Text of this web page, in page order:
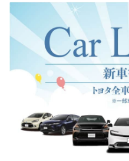
アルファードを一部改良
詳しくはこちら
ヴェルファイアを一部改良
https://jaf.or.jp/individual
2026-07-02
【 みずほ台店 】サービス工場定
誠に勝手ながら、 ７月より第１・第３火
みずほ台店サービス工場定休日とさせて
新車販売、整備ご予約、au･UQのご相
詳しくはこちら